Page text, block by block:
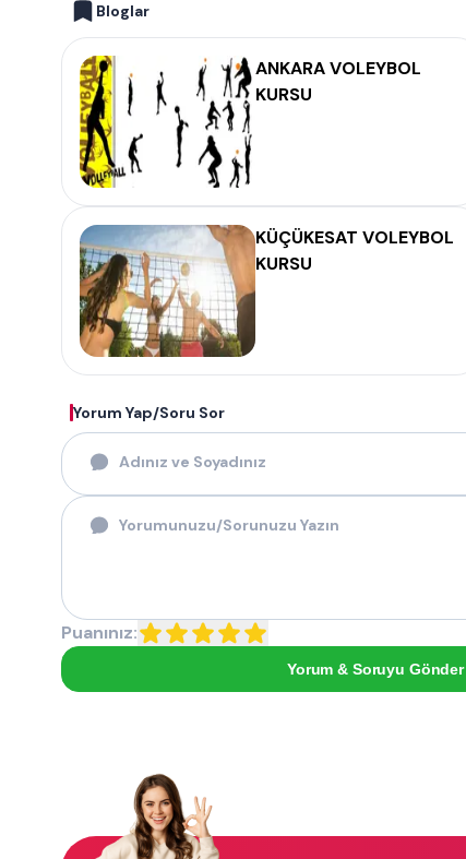
Bloglar
ANKARA VOLEYBOL
KURSU
KÜÇÜKESAT VOLEYBOL
KURSU
Yorum Yap/Soru Sor
Puanınız:
Yorum & Soruyu Gönder